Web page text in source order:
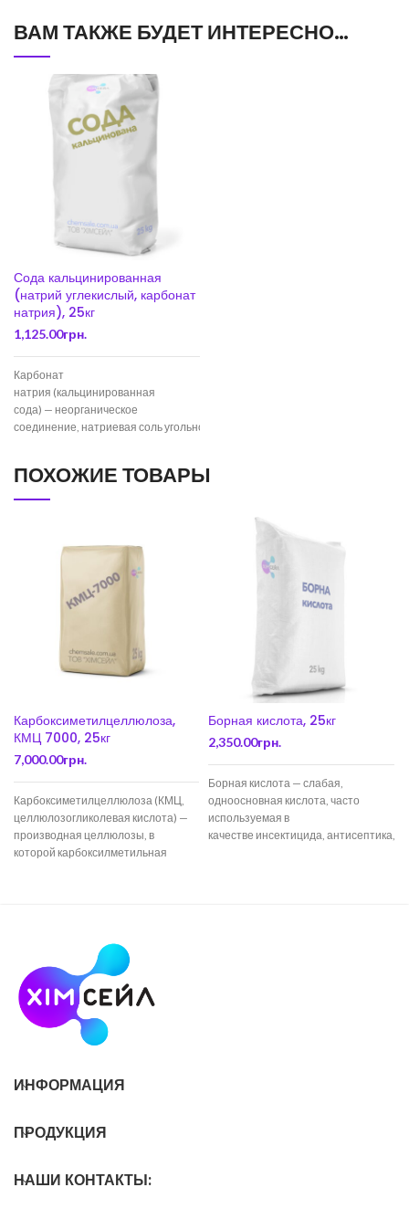
ВАМ ТАКЖЕ БУДЕТ ИНТЕРЕСНО…
Сода кальцинированная
(натрий углекислый, карбонат
натрия), 25кг
1,125.00грн.
Карбонат
натрия (кальцинированная
сода) — неорганическое
соединение, натриевая соль угольной
кристаллы или белый порошок,
хорошо растворимый в воде. В
ПОХОЖИЕ ТОВАРЫ
Карбоксиметилцеллюлоза,
КМЦ 7000, 25кг
7,000.00грн.
Карбоксиметилцеллюлоза (КМЦ,
целлюлозогликолевая кислота) —
производная целлюлозы, в
которой карбоксилметильная
Борная кислота, 25кг
2,350.00грн.
Борная кислота — слабая,
одноосновная кислота, часто
используемая в
качестве инсектицида, антисептика,
ИНФОРМАЦИЯ
ПРОДУКЦИЯ
НАШИ КОНТАКТЫ: